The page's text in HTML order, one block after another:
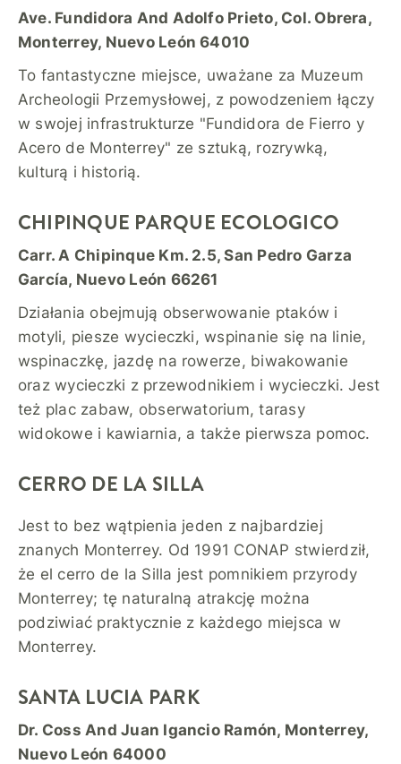
Ave. Fundidora And Adolfo Prieto, Col. Obrera,
Monterrey, Nuevo León 64010
To fantastyczne miejsce, uważane za Muzeum
Archeologii Przemysłowej, z powodzeniem łączy
w swojej infrastrukturze "Fundidora de Fierro y
Acero de Monterrey" ze sztuką, rozrywką,
kulturą i historią.
CHIPINQUE PARQUE ECOLOGICO
Carr. A Chipinque Km. 2.5, San Pedro Garza
García, Nuevo León 66261
Działania obejmują obserwowanie ptaków i
motyli, piesze wycieczki, wspinanie się na linie,
wspinaczkę, jazdę na rowerze, biwakowanie
oraz wycieczki z przewodnikiem i wycieczki. Jest
też plac zabaw, obserwatorium, tarasy
widokowe i kawiarnia, a także pierwsza pomoc.
CERRO DE LA SILLA
Jest to bez wątpienia jeden z najbardziej
znanych Monterrey. Od 1991 CONAP stwierdził,
że el cerro de la Silla jest pomnikiem przyrody
Monterrey; tę naturalną atrakcję można
podziwiać praktycznie z każdego miejsca w
Monterrey.
SANTA LUCIA PARK
Dr. Coss And Juan Igancio Ramón, Monterrey,
Nuevo León 64000